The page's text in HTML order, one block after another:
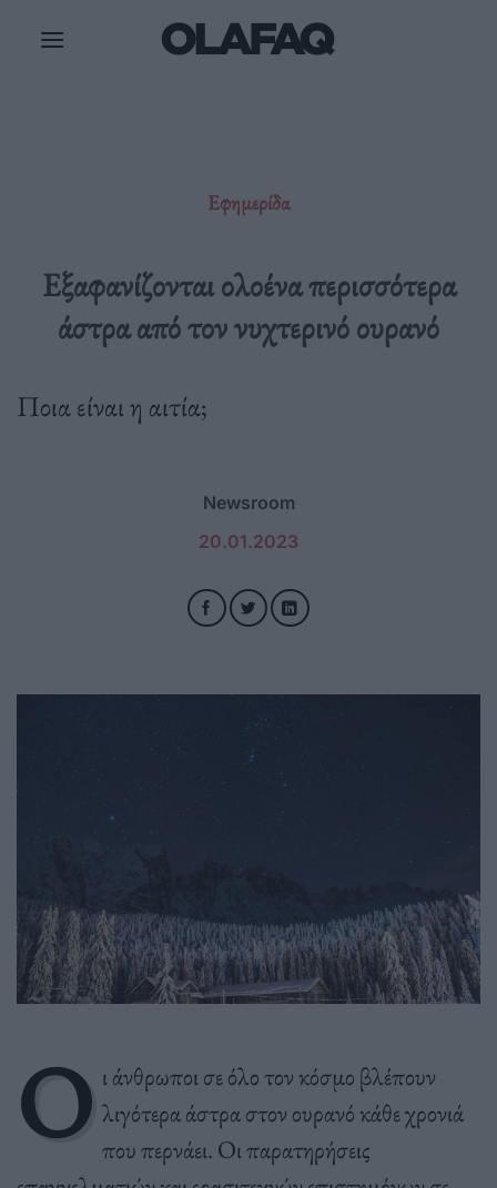
Εφημερίδα
Εξαφανίζονται ολοένα περισσότερα
άστρα από τον νυχτερινό ουρανό
Ποια είναι η αιτία;
Newsroom
20.01.2023
Ο ι άνθρωποι σε όλο τον κόσμο βλέπουν
λιγότερα άστρα στον ουρανό κάθε χρονιά
που περνάει. Οι παρατηρήσεις